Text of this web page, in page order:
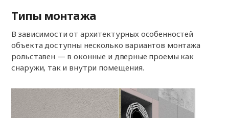
Типы монтажа
В зависимости от архитектурных особенностей
объекта доступны несколько вариантов монтажа
рольставен — в оконные и дверные проемы как
снаружи, так и внутри помещения.